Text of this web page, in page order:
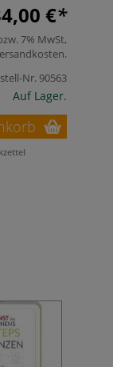
€
7% MwSt,
.
Nr. 90563
Auf Lager.